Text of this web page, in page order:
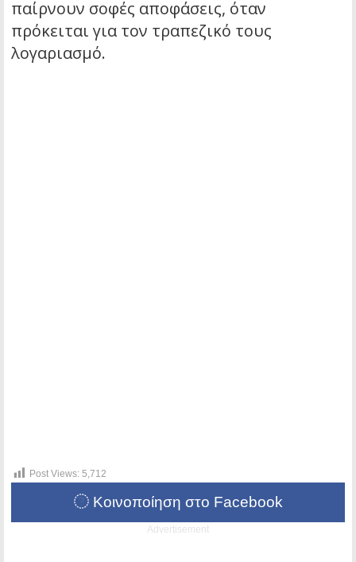
παίρνουν σοφές αποφάσεις, όταν
πρόκειται για τον τραπεζικό τους
λογαριασμό.
Post Views: 5,712
Κοινοποίηση στο Facebook
Advertisement